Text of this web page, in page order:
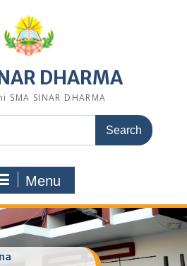
DHARMA
SMA SINAR DHARMA
Menu